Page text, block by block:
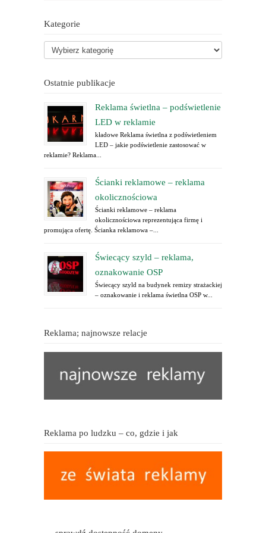
Kategorie
Ostatnie publikacje
Reklama świetlna – podświetlenie
LED w reklamie
kładowe Reklama świetlna z podświetleniem
LED – jakie podświetlenie zastosować w
reklamie? Reklama...
Ścianki reklamowe – reklama
okolicznościowa
Ścianki reklamowe – reklama
okolicznościowa reprezentująca firmę i
promująca ofertę. Ścianka reklamowa –...
Świecący szyld – reklama,
oznakowanie OSP
Świecący szyld na budynek remizy strażackiej
– oznakowanie i reklama świetlna OSP w...
Reklama; najnowsze relacje
Reklama po ludzku – co, gdzie i jak